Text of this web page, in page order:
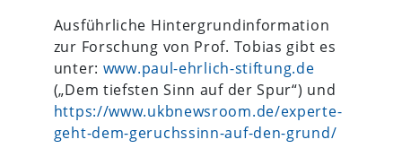
Ausführliche Hintergrundinformation
zur Forschung von Prof. Tobias gibt es
unter: www.paul-ehrlich-stiftung.de
(„Dem tiefsten Sinn auf der Spur“) und
https://www.ukbnewsroom.de/experte-
geht-dem-geruchssinn-auf-den-grund/